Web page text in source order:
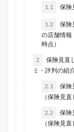
1.1 保険
1.2
保険
の店舗情報
時点）
2
保険見直
ミ・評判の紹
2.1
保険
（保険見
2.2
保険
（保険見